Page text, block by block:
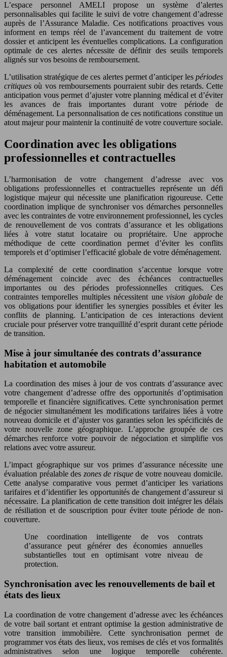
L’espace personnel AMELI propose un système d’alertes
personnalisables qui facilite le suivi de votre changement d’adresse
auprès de l’Assurance Maladie. Ces notifications proactives vous
informent en temps réel de l’avancement du traitement de votre
dossier et anticipent les éventuelles complications. La configuration
optimale de ces alertes nécessite de définir des seuils temporels
alignés sur vos besoins de remboursement.
L’utilisation stratégique de ces alertes permet d’anticiper les périodes
critiquesoù vos remboursements pourraient subir des retards. Cette
anticipation vous permet d’ajuster votre planning médical et d’éviter
les avances de frais importantes durant votre période de
déménagement. La personnalisation de ces notifications constitue un
atout majeur pour maintenir la continuité de votre couverture sociale.
Coordination avec les obligations
professionnelles et contractuelles
L’harmonisation de votre changement d’adresse avec vos
obligations professionnelles et contractuelles représente un défi
logistique majeur qui nécessite une planification rigoureuse. Cette
coordination implique de synchroniser vos démarches personnelles
avec les contraintes de votre environnement professionnel, les cycles
de renouvellement de vos contrats d’assurance et les obligations
liées à votre statut locataire ou propriétaire. Une approche
méthodique de cette coordination permet d’éviter les conflits
temporels et d’optimiser l’efficacité globale de votre déménagement.
La complexité de cette coordination s’accentue lorsque votre
déménagement coincide avec des échéances contractuelles
importantes ou des périodes professionnelles critiques. Ces
contraintes temporelles multiples nécessitent unevision globalede
vos obligations pour identifier les synergies possibles et éviter les
conflits de planning. L’anticipation de ces interactions devient
cruciale pour préserver votre tranquillité d’esprit durant cette période
de transition.
Mise à jour simultanée des contrats d’assurance
habitation et automobile
La coordination des mises à jour de vos contrats d’assurance avec
votre changement d’adresse offre des opportunités d’optimisation
temporelle et financière significatives. Cette synchronisation permet
de négocier simultanément les modifications tarifaires liées à votre
nouveau domicile et d’ajuster vos garanties selon les spécificités de
votre nouvelle zone géographique. L’approche groupée de ces
démarches renforce votre pouvoir de négociation et simplifie vos
relations avec votre assureur.
L’impact géographique sur vos primes d’assurance nécessite une
évaluation préalable des zones de risquede votre nouveau domicile.
Cette analyse comparative vous permet d’anticiper les variations
tarifaires et d’identifier les opportunités de changement d’assureur si
nécessaire. La planification de cette transition doit intégrer les délais
de résiliation et de souscription pour éviter toute période de non-
couverture.
Une coordination intelligente de vos contrats
d’assurance peut générer des économies annuelles
substantielles tout en optimisant votre niveau de
protection.
Synchronisation avec les renouvellements de bail et
états des lieux
La coordination de votre changement d’adresse avec les échéances
de votre bail sortant et entrant optimise la gestion administrative de
votre transition immobilière. Cette synchronisation permet de
programmer vos états des lieux, vos remises de clés et vos formalités
administratives selon une logique temporelle cohérente.